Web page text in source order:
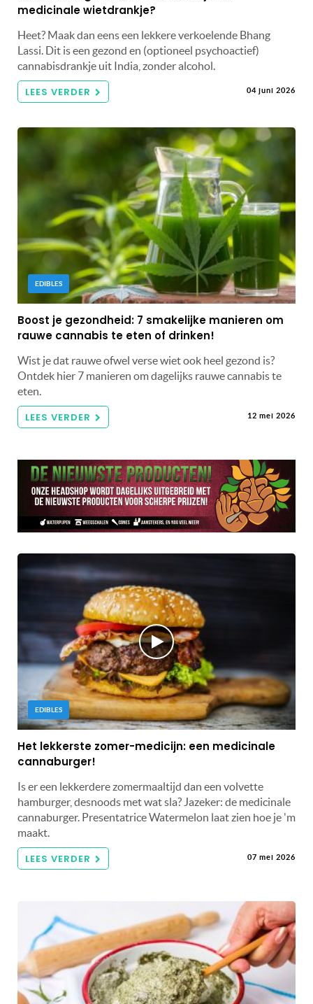
medicinale wietdrankje?
Heet? Maak dan eens een lekkere verkoelende Bhang
Lassi. Dit is een gezond en (optioneel psychoactief)
cannabisdrankje uit India, zonder alcohol.
LEES VERDER 04 juni 2026
EDIBLES
Boost je gezondheid: 7 smakelijke manieren om
rauwe cannabis te eten of drinken!
Wist je dat rauwe ofwel verse wiet ook heel gezond is?
Ontdek hier 7 manieren om dagelijks rauwe cannabis te
eten.
LEES VERDER 12 mei 2026
EDIBLES
Het lekkerste zomer-medicijn: een medicinale
cannaburger!
Is er een lekkerdere zomermaaltijd dan een volvette
hamburger, desnoods met wat sla? Jazeker: de medicinale
cannaburger. Presentatrice Watermelon laat zien hoe je 'm
maakt.
LEES VERDER 07 mei 2026